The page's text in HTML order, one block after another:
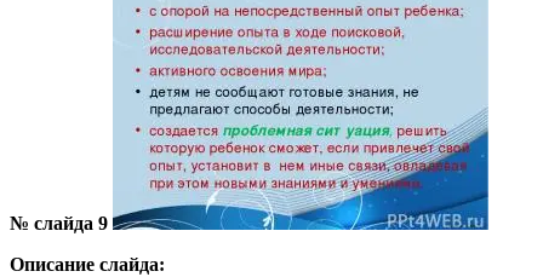
№ слайда 9
Описание слайда: